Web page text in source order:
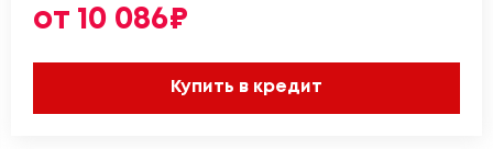
от 10 086₽
Купить в кредит